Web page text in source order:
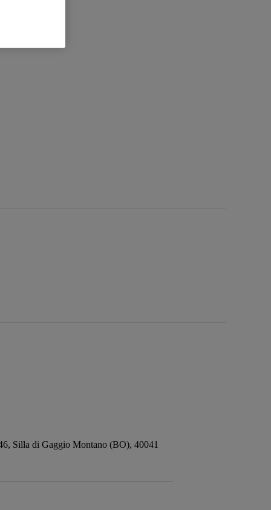
Silla di Gaggio Montano (BO), 40041